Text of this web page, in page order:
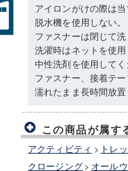
アイロンがけの際は当
脱水機を使用しない。
ファスナーは閉じて洗
洗濯時はネットを使用
中性洗剤を使用してく
ファスナー、接着テ
濡れたまま長時間放置
この商品が属す
アクティビティ > トレ
クロージング> オール